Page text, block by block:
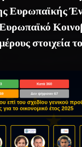
Ευρωπαϊκής
στοιχεία